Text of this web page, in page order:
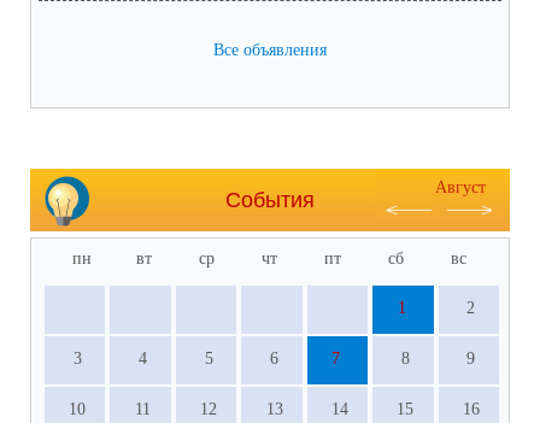
Все объявления
События
Август
пн вт ср чт пт сб вс
1 2
3 4 5 6 7 8 9
10 11 12 13 14 15 16